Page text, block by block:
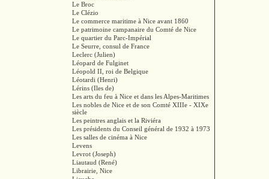
Le Broc
Le Clézio
Le commerce maritime à Nice avant 1860
Le patrimoine campanaire du Comté de Nice
Le quartier du Parc-Impérial
Le Seurre, consul de France
Leclerc (Julien)
Léopard de Fulginet
Léopold II, roi de Belgique
Léotardi (Henri)
Lérins (Iles de)
Les arts du feu à Nice et dans les Alpes-Maritimes
Les nobles de Nice et de son Comté XIIIe - XIXe
siècle
Les peintres anglais et la Riviéra
Les présidents du Conseil général de 1932 à 1973
Les salles de cinéma à Nice
Levens
Levrot (Joseph)
Liautaud (René)
Librairie, Nice